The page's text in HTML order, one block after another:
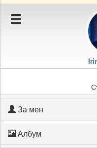
Подаръците на Irina
Картичките на Irina
Блокирай Irina
За мен
Албум